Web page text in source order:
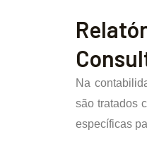
Na
são tratados
específicas